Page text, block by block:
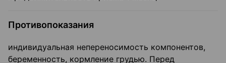
Противопоказания
индивидуальная непереносимость компонентов,
беременность, кормление грудью. Перед